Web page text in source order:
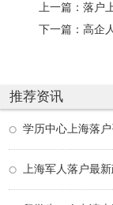
上一篇： 落户
下一篇： 高企
推荐资讯
学历中心上海落
上海军人落户最